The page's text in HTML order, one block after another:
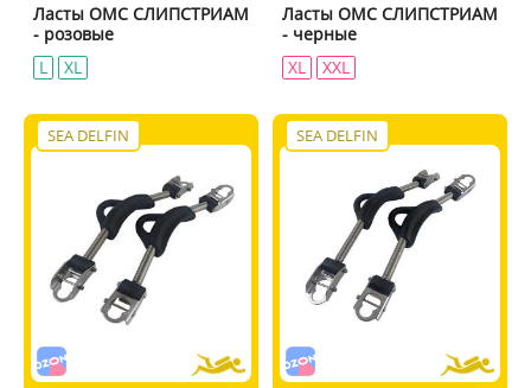
Ласты ОМС СЛИПСТРИАМ
- розовые
L
XL
Ласты ОМС СЛИПСТРИАМ
- черные
XL
XXL
SEA DELFIN SEA DELFIN